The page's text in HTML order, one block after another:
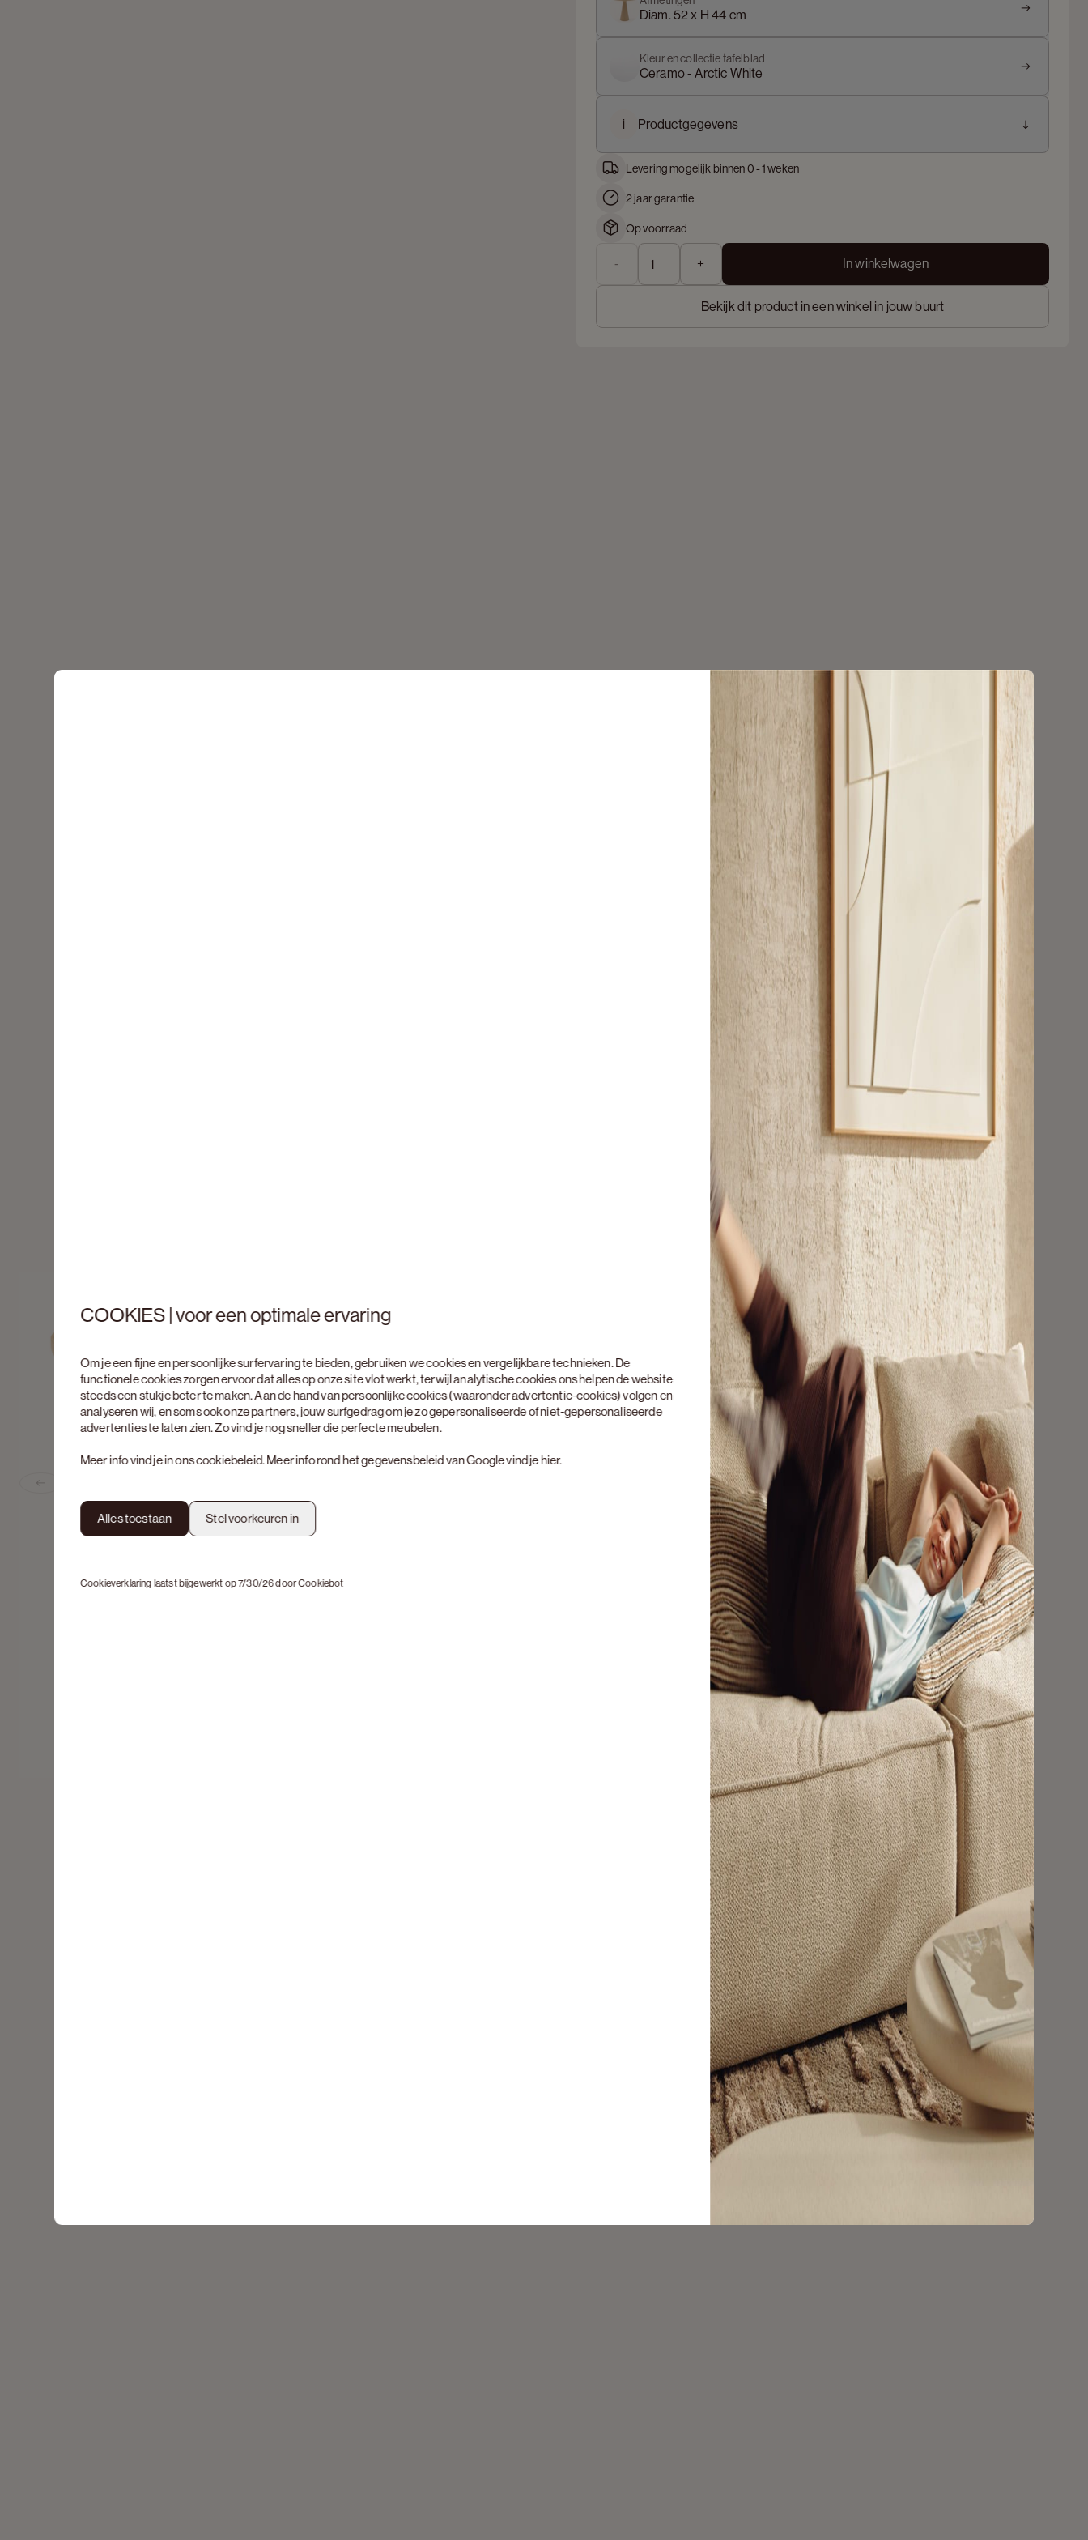
COOKIES | voor een optimale ervaring
Om je een fijne en persoonlijke surfervaring te bieden, gebruiken we cookies en vergelijkbare technieken. De
functionele cookies zorgen ervoor dat alles op onze site vlot werkt, terwijl analytische cookies ons helpen de website
steeds een stukje beter te maken. Aan de hand van persoonlijke cookies (waaronder advertentie-cookies) volgen en
analyseren wij, en soms ook onze partners, jouw surfgedrag om je zo gepersonaliseerde of niet-gepersonaliseerde
advertenties te laten zien. Zo vind je nog sneller die perfecte meubelen.
Meer info vind je in onscookiebeleid. Meer info rond het gegevensbeleid van Google vind jehier.
Alles toestaan Stel voorkeuren in
Cookieverklaring laatst bijgewerkt op 7/30/26 doorCookiebot
Diam. 52 x H 44 cm
Kleur en collectie tafelblad
Ceramo - Arctic White
i Productgegevens
Levering mogelijk binnen 0 - 1 weken
2 jaar garantie
Op voorraad
- + In winkelwagen
Bekijk dit product in een winkel in jouw buurt